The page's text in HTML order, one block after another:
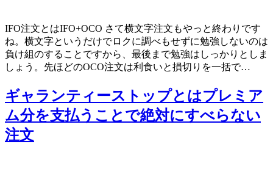
IFO注文とはIFO+OCO さて横文字注文もやっと終わりです
ね。横文字というだけでロクに調べもせずに勉強しないのは
負け組のすることですから、最後まで勉強はしっかりとしま
しょう。先ほどのOCO注文は利食いと損切りを一括で…
ギャランティーストップとはプレミア
ム分を支払うことで絶対にすべらない
注文